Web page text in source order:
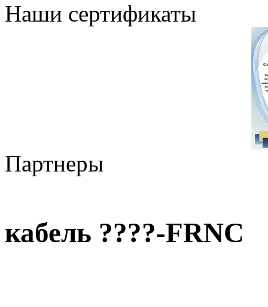
Наши сертификаты
Партнеры
кабель ????-FRNC